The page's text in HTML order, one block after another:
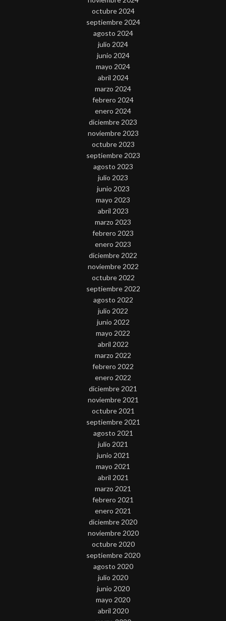
octubre 2024
septiembre 2024
agosto 2024
julio 2024
junio 2024
mayo 2024
abril 2024
marzo 2024
febrero 2024
enero 2024
diciembre 2023
noviembre 2023
octubre 2023
septiembre 2023
agosto 2023
julio 2023
junio 2023
mayo 2023
abril 2023
marzo 2023
febrero 2023
enero 2023
diciembre 2022
noviembre 2022
octubre 2022
septiembre 2022
agosto 2022
julio 2022
junio 2022
mayo 2022
abril 2022
marzo 2022
febrero 2022
enero 2022
diciembre 2021
noviembre 2021
octubre 2021
septiembre 2021
agosto 2021
julio 2021
junio 2021
mayo 2021
abril 2021
marzo 2021
febrero 2021
enero 2021
diciembre 2020
noviembre 2020
octubre 2020
septiembre 2020
agosto 2020
julio 2020
junio 2020
mayo 2020
abril 2020